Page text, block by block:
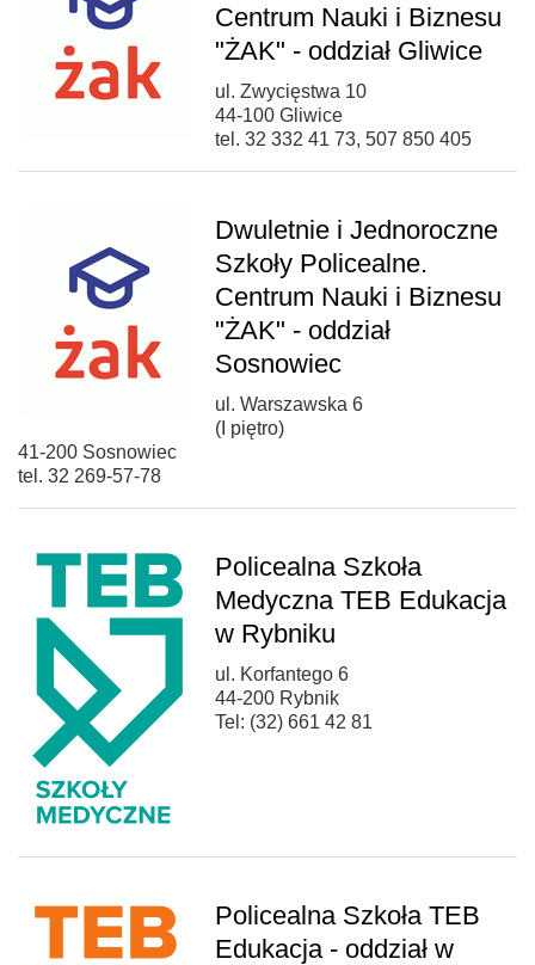
Centrum Nauki i Biznesu
"ŻAK" - oddział Gliwice
ul. Zwycięstwa 10
44-100 Gliwice
tel. 32 332 41 73, 507 850 405
Dwuletnie i Jednoroczne
Szkoły Policealne.
Centrum Nauki i Biznesu
"ŻAK" - oddział
Sosnowiec
ul. Warszawska 6
(I piętro)
41-200 Sosnowiec
tel. 32 269-57-78
Policealna Szkoła
Medyczna TEB Edukacja
w Rybniku
ul. Korfantego 6
44-200 Rybnik
Tel: (32) 661 42 81
Policealna Szkoła TEB
Edukacja - oddział w